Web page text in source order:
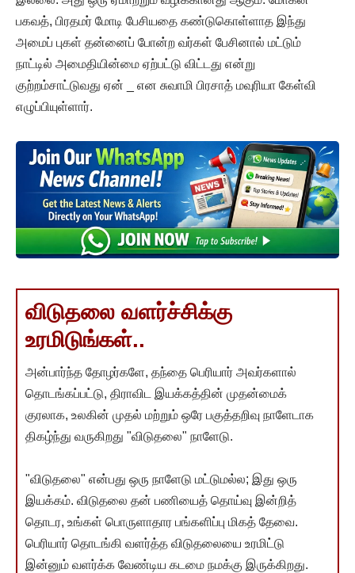
பகவத், பிரதமர் மோடி பேசியதை கண்டுகொள்ளாத இந்து
அமைப் புகள் தன்னைப் போன்ற வர்கள் பேசினால் மட்டும்
நாட்டில் அமைதியின்மை ஏற்பட்டு விட்டது என்று
குற்றம்சாட்டுவது ஏன் _ என சுவாமி பிரசாத் மவுரியா கேள்வி
எழுப்பியுள்ளார்.
விடுதலை வளர்ச்சிக்கு
உரமிடுங்கள்..
அன்பார்ந்த தோழர்களே, தந்தை பெரியார் அவர்களால்
தொடங்கப்பட்டு, திராவிட இயக்கத்தின் முதன்மைக்
குரலாக, உலகின் முதல் மற்றும் ஒரே பகுத்தறிவு நாளேடாக
திகழ்ந்து வருகிறது "விடுதலை" நாளேடு.
"விடுதலை" என்பது ஒரு நாளேடு மட்டுமல்ல; இது ஒரு
இயக்கம். விடுதலை தன் பணியைத் தொய்வு இன்றித்
தொடர, உங்கள் பொருளாதார பங்களிப்பு மிகத் தேவை.
பெரியார் தொடங்கி வளர்த்த விடுதலையை உரமிட்டு
இன்னும் வளர்க்க வேண்டிய கடமை நமக்கு இருக்கிறது.